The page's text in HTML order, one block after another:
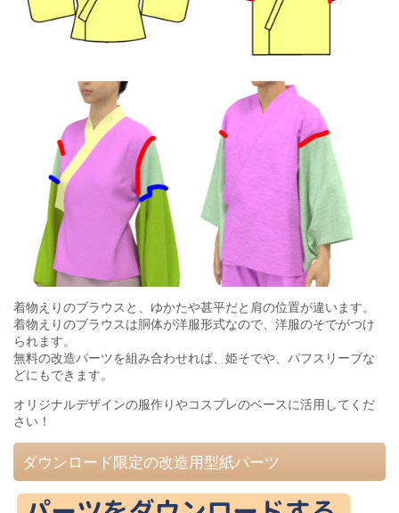
着物えりのブラウスと、ゆかたや甚平だと肩の位置が違います。
着物えりのブラウスは胴体が洋服形式なので、洋服のそでがつけ
られます。
無料の改造パーツを組み合わせれば、姫そでや、パフスリーブな
どにもできます。
オリジナルデザインの服作りやコスプレのベースに活用してくだ
さい！
ダウンロード限定の改造用型紙パーツ